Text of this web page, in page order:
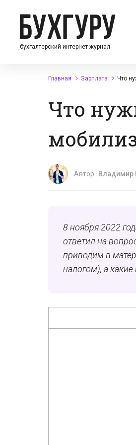
бухгалтерский интернет-журнал
Главная Зарплата Что
Что
Автор: Владимир
8 ноября 2022
ответил на
приводим в
налогом), а какие